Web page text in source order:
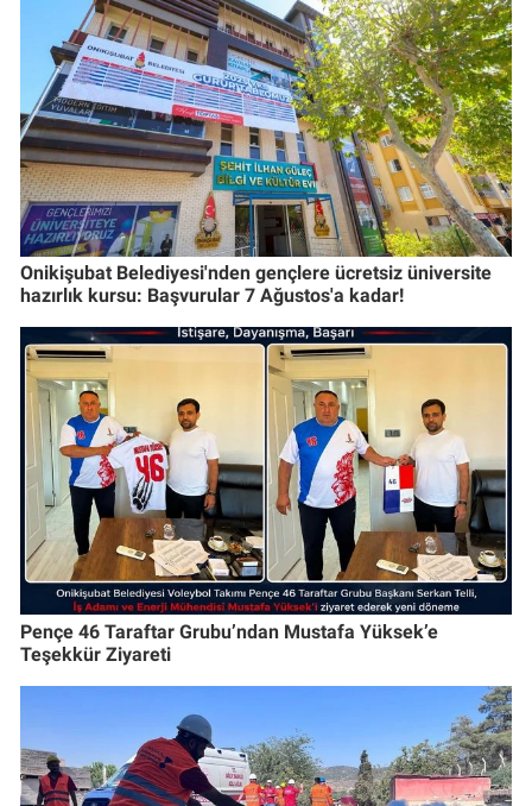
Onikişubat Belediyesi'nden gençlere ücretsiz üniversite
hazırlık kursu: Başvurular 7 Ağustos'a kadar!
Pençe 46 Taraftar Grubu’ndan Mustafa Yüksek’e
Teşekkür Ziyareti